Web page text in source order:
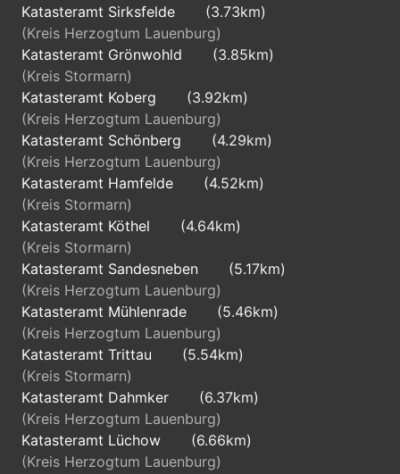
Katasteramt Sirksfelde
(3.73km)
(Kreis Herzogtum Lauenburg)
Katasteramt Grönwohld
(3.85km)
(Kreis Stormarn)
Katasteramt Koberg
(3.92km)
(Kreis Herzogtum Lauenburg)
Katasteramt Schönberg
(4.29km)
(Kreis Herzogtum Lauenburg)
Katasteramt Hamfelde
(4.52km)
(Kreis Stormarn)
Katasteramt Köthel
(4.64km)
(Kreis Stormarn)
Katasteramt Sandesneben
(5.17km)
(Kreis Herzogtum Lauenburg)
Katasteramt Mühlenrade
(5.46km)
(Kreis Herzogtum Lauenburg)
Katasteramt Trittau
(5.54km)
(Kreis Stormarn)
Katasteramt Dahmker
(6.37km)
(Kreis Herzogtum Lauenburg)
Katasteramt Lüchow
(6.66km)
(Kreis Herzogtum Lauenburg)